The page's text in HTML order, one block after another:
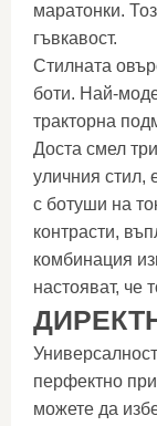
маратонки.
гъвкавост.
Стилната
боти. Най-
тракторна
Доста смел
уличния стил,
с ботуши на
контрасти,
комбинация
настояват, че
перфектно
можете да